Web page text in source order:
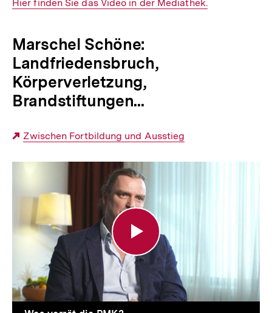
Interner
Hier finden Sie das Video in der Mediathek.
Marschel Schöne:
Landfriedensbruch,
Körperverletzung,
Brandstiftungen...
Externer
Zwischen Fortbildung und Ausstieg
Landfriedensbruch,
Körperverletzung,
Brandstiftungen...